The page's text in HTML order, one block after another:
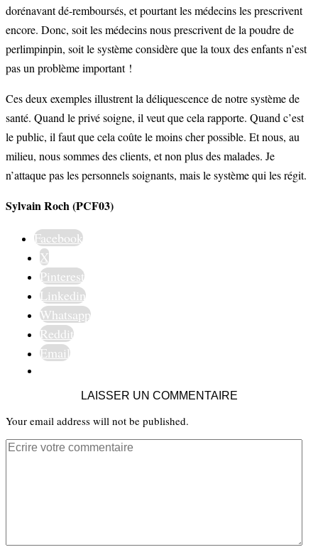
dorénavant dé-remboursés, et pourtant les médecins les prescrivent
encore. Donc, soit les médecins nous prescrivent de la poudre de
perlimpinpin, soit le système considère que la toux des enfants n’est
pas un problème important !
Ces deux exemples illustrent la déliquescence de notre système de
santé. Quand le privé soigne, il veut que cela rapporte. Quand c’est
le public, il faut que cela coûte le moins cher possible. Et nous, au
milieu, nous sommes des clients, et non plus des malades. Je
n’attaque pas les personnels soignants, mais le système qui les régit.
Sylvain Roch (PCF03)
Facebook
X
Pinterest
Linkedin
Whatsapp
Reddit
Email
LAISSER UN COMMENTAIRE
Your email address will not be published.